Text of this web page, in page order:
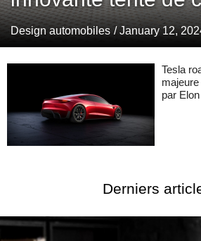
Design automobiles / January 12,
Tesla
majeure
par
Derniers